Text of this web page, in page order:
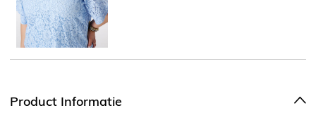
Product Informatie